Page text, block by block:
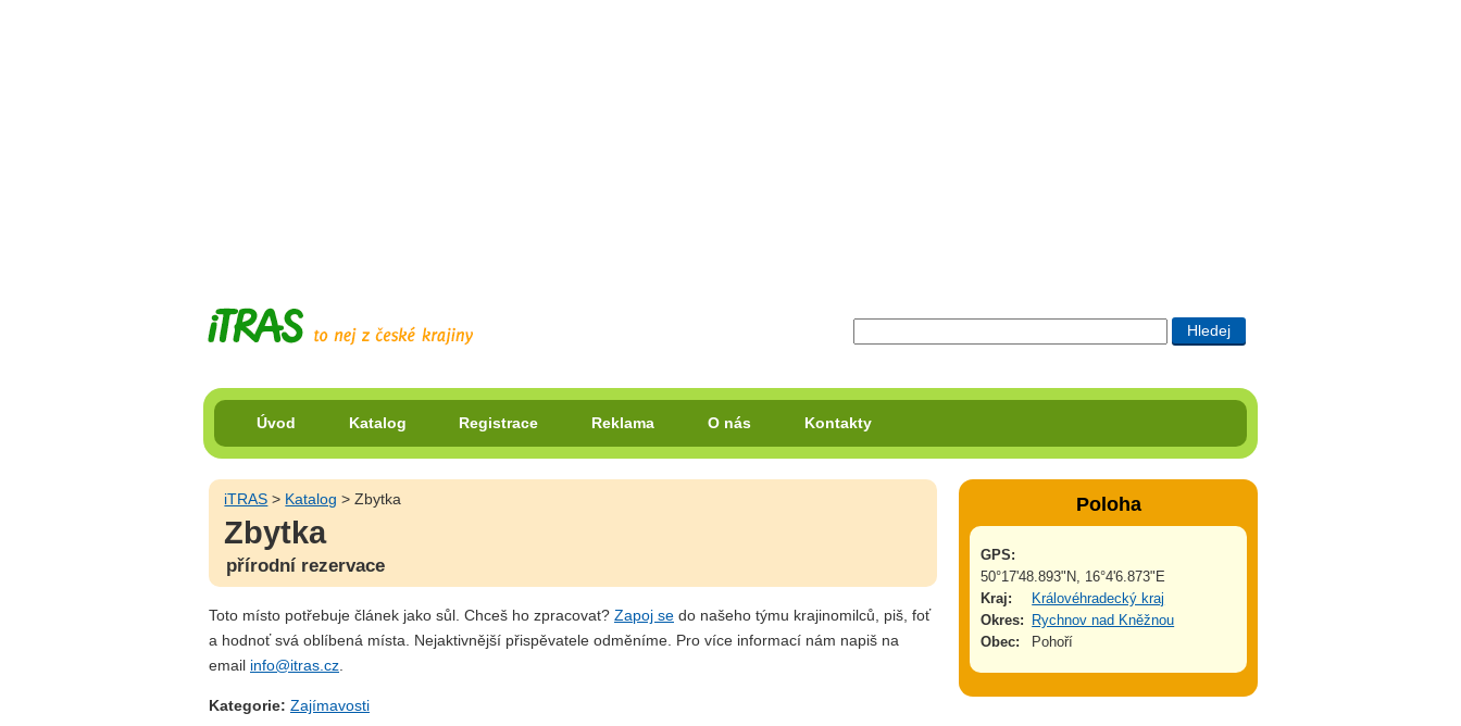
Úvod Katalog Registrace Reklama O nás Kontakty
iTRAS > Katalog > Zbytka
Zbytka
přírodní rezervace
Toto místo potřebuje článek jako sůl. Chceš ho zpracovat? Zapoj se do našeho týmu krajinomilců, piš, foť
a hodnoť svá oblíbená místa. Nejaktivnější přispěvatele odměníme. Pro více informací nám napiš na
email info@itras.cz
Kategorie: Zajímavosti
Poloha
GPS:
50°17'48.893"N, 16°4'6.873"E
Kraj:
Královéhradecký kraj
Okres:
Rychnov nad Kněžnou
Obec:
Pohoří